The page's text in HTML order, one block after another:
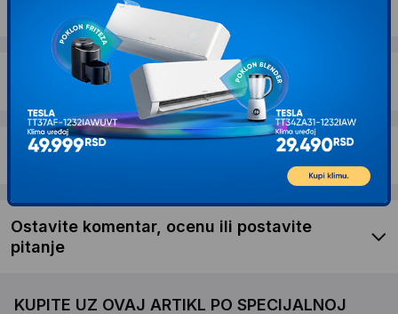
Dostava i povrat
Garancija
Recenzije kupaca
Ostavite komentar, ocenu ili postavite
pitanje
KUPITE UZ OVAJ ARTIKL PO SPECIJALNOJ